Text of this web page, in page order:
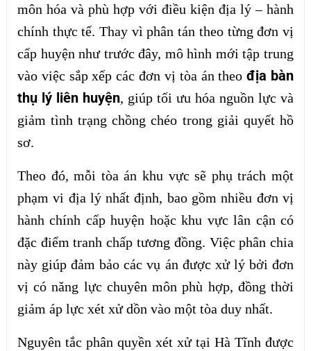
môn hóa và phù hợp với điều kiện địa lý – hành
chính thực tế. Thay vì phân tán theo từng đơn vị
cấp huyện như trước đây, mô hình mới tập trung
vào việc sắp xếp các đơn vị tòa án theođịa bàn
thụ lý liên huyện, giúp tối ưu hóa nguồn lực và
giảm tình trạng chồng chéo trong giải quyết hồ
sơ.
Theo đó, mỗi tòa án khu vực sẽ phụ trách một
phạm vi địa lý nhất định, bao gồm nhiều đơn vị
hành chính cấp huyện hoặc khu vực lân cận có
đặc điểm tranh chấp tương đồng. Việc phân chia
này giúp đảm bảo các vụ án được xử lý bởi đơn
vị có năng lực chuyên môn phù hợp, đồng thời
giảm áp lực xét xử dồn vào một tòa duy nhất.
Nguyên tắc phân quyền xét xử tại Hà Tĩnh được